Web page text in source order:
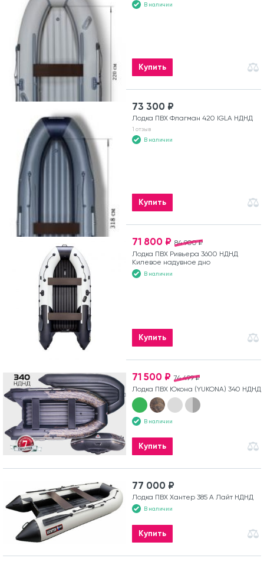
В наличии
Купить
73 300 ₽
Лодка ПВХ Флагман 420 IGLA НДНД
1 отзыв
В наличии
Купить
84 900 ₽
71 800 ₽
Лодка ПВХ Ривьера 3600 НДНД
Килевое надувное дно
В наличии
Купить
74 499 ₽
71 500 ₽
Лодка ПВХ Юкона (YUKONA) 340 НДНД
В наличии
Купить
77 000 ₽
Лодка ПВХ Хантер 385 А Лайт НДНД
В наличии
Купить